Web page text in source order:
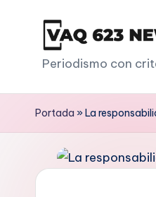
V
a
q
Periodismo con
Portada »La